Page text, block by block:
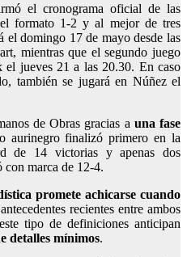
el cronograma oficial de las
formato 1-2 y al mejor de tres
el domingo 17 de mayo desde las
mientras que el segundo juego
el jueves 21 a las 20.30. En caso
también se jugará en Núñez el
de Obras gracias a una fase
aurinegro finalizó primero en la
de 14 victorias y apenas dos
con marca de 12-4.
promete achicarse cuando
recientes entre ambos
tipo de definiciones anticipan
detalles mínimos.